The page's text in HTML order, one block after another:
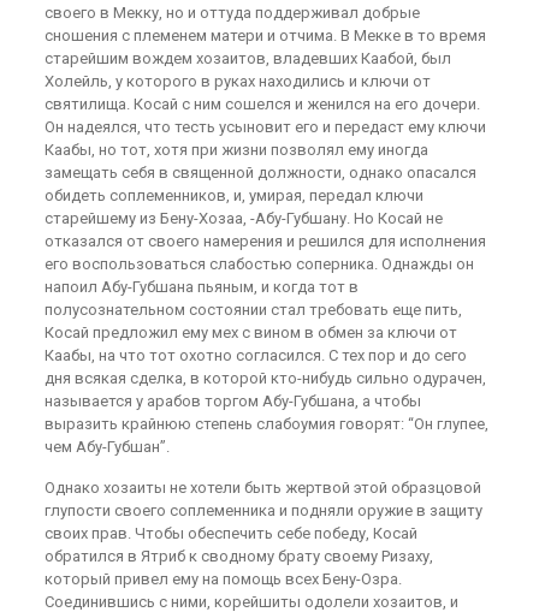
своего в Мекку, но и оттуда поддерживал добрые
сношения с племенем матери и отчима. В Мекке в то время
старейшим вождем хозаитов, владевших Каабой, был
Холейль, у которого в руках находились и ключи от
святилища. Косай с ним сошелся и женился на его дочери.
Он надеялся, что тесть усыновит его и передаст ему ключи
Каабы, но тот, хотя при жизни позволял ему иногда
замещать себя в священной должности, однако опасался
обидеть соплеменников, и, умирая, передал ключи
старейшему из Бену-Хозаа, -Абу-Губшану. Но Косай не
отказался от своего намерения и решился для исполнения
его воспользоваться слабостью соперника. Однажды он
напоил Абу-Губшана пьяным, и когда тот в
полусознательном состоянии стал требовать еще пить,
Косай предложил ему мех с вином в обмен за ключи от
Каабы, на что тот охотно согласился. С тех пор и до сего
дня всякая сделка, в которой кто-нибудь сильно одурачен,
называется у арабов торгом Абу-Губшана, а чтобы
выразить крайнюю степень слабоумия говорят: “Он глупее,
чем Абу-Губшан”.
Однако хозаиты не хотели быть жертвой этой образцовой
глупости своего соплеменника и подняли оружие в защиту
своих прав. Чтобы обеспечить себе победу, Косай
обратился в Ятриб к сводному брату своему Ризаху,
который привел ему на помощь всех Бену-Озра.
Соединившись с ними, корейшиты одолели хозаитов, и